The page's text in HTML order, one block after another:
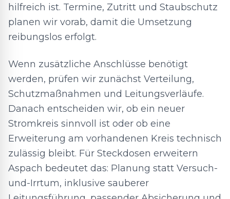
hilfreich ist. Termine, Zutritt und Staubschutz
planen wir vorab, damit die Umsetzung
reibungslos erfolgt.
Wenn zusätzliche Anschlüsse benötigt
werden, prüfen wir zunächst Verteilung,
Schutzmaßnahmen und Leitungsverläufe.
Danach entscheiden wir, ob ein neuer
Stromkreis sinnvoll ist oder ob eine
Erweiterung am vorhandenen Kreis technisch
zulässig bleibt. Für Steckdosen erweitern
Aspach bedeutet das: Planung statt Versuch-
und-Irrtum, inklusive sauberer